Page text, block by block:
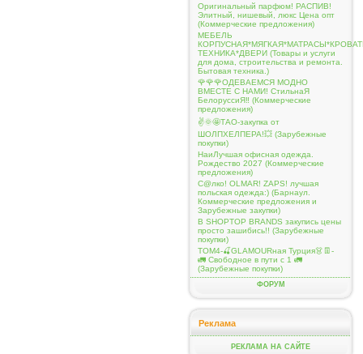
Оригинальный парфюм! РАСПИВ!
Элитный, нишевый, люкс Цена опт
(Коммерческие предложения)
МЕБЕЛЬ
ТЕХНИКА*ДВЕРИ (Товары и услуги
для дома, строительства и ремонта.
Бытовая техника.)
🌹🌹🌹ОДЕВАЕМСЯ МОДНО
ВМЕСТЕ С НАМИ! СтильнаЯ
БелоруссиЯ‼ (Коммерческие
предложения)
✌️🌞🤩ТАО-закупка от
ШОЛПХЕЛПЕРА!💥 (Зарубежные
покупки)
НаиЛучшая офисная одежда.
Рождество 2027 (Коммерческие
предложения)
С@лко! OLMAR! ZAPS! лучшая
польская одежда:) (Барнаул.
Коммерческие предложения и
Зарубежные закупки)
В SHOPTOP BRANDS закупись цены
просто зашибись!! (Зарубежные
покупки)
ТОМ4-🍒GLAMOURная Турция👗👖-
🚛 Свободное в пути с 1 🚛
(Зарубежные покупки)
ФОРУМ
Реклама
РЕКЛАМА НА САЙТЕ